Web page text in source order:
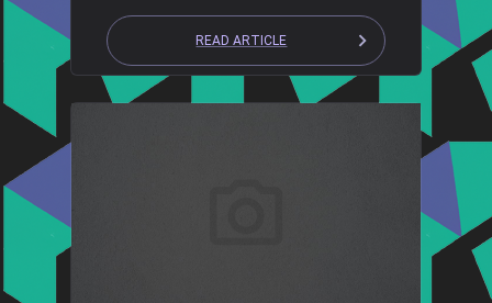
READ ARTICLE